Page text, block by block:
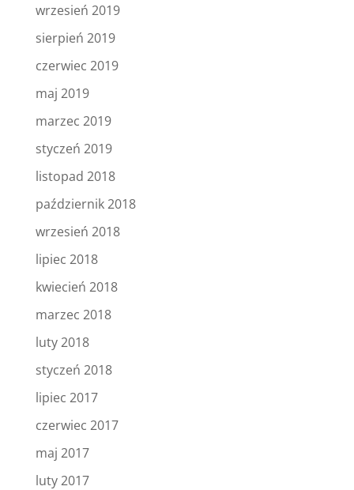
wrzesień 2019
sierpień 2019
czerwiec 2019
maj 2019
marzec 2019
styczeń 2019
listopad 2018
październik 2018
wrzesień 2018
lipiec 2018
kwiecień 2018
marzec 2018
luty 2018
styczeń 2018
lipiec 2017
czerwiec 2017
maj 2017
luty 2017